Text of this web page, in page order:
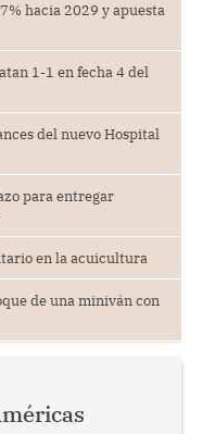
hacia 2029 y apuesta
1-1 en fecha 4 del
del nuevo Hospital
para entregar
en la acuicultura
de una miniván con